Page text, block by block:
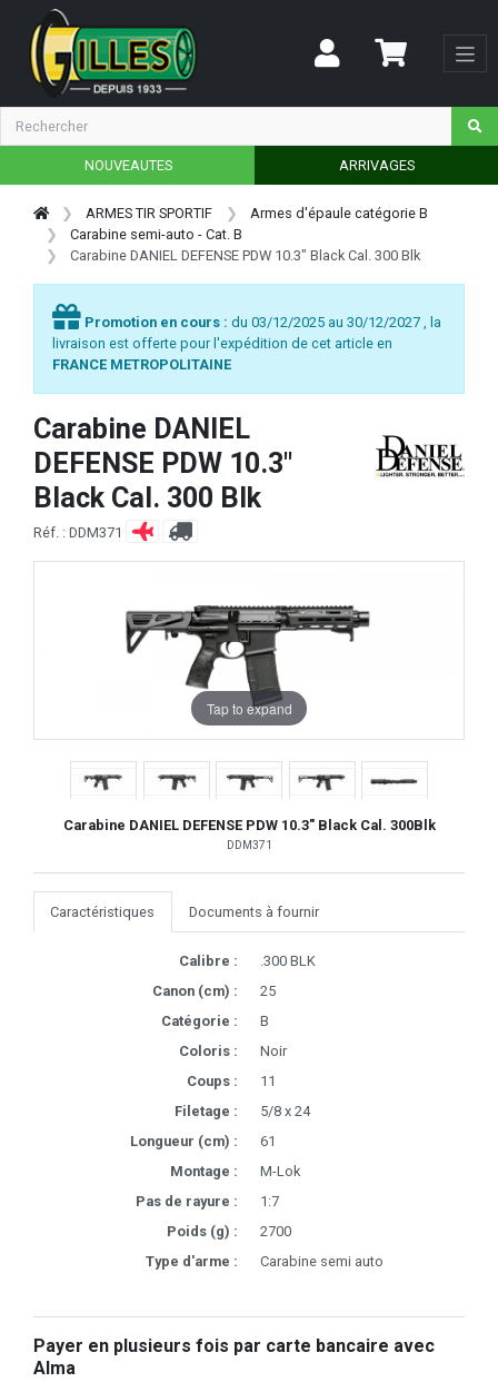
NOUVEAUTES ARRIVAGES
ARMES TIR SPORTIF
Armes d'épaule catégorie B
Carabine semi-auto - Cat. B
Carabine DANIEL DEFENSE PDW 10.3" Black Cal. 300 Blk
Promotion en cours : du 03/12/2025 au 30/12/2027 , la
livraison est offerte pour l'expédition de cet article en
FRANCE METROPOLITAINE
Carabine DANIEL
DEFENSE PDW 10.3"
Black Cal. 300 Blk
Réf. : DDM371
Tap to expand
Carabine DANIEL DEFENSE PDW 10.3" Black Cal. 300Blk
DDM371
Caractéristiques Documents à fournir
Calibre :
.300 BLK
Canon (cm) :
25
Catégorie :
B
Coloris :
Noir
Coups :
11
Filetage :
5/8 x 24
Longueur (cm) :
61
Montage :
M-Lok
Pas de rayure :
1:7
Poids (g) :
2700
Type d'arme :
Carabine semi auto
Payer en plusieurs fois par carte bancaire avec
Alma